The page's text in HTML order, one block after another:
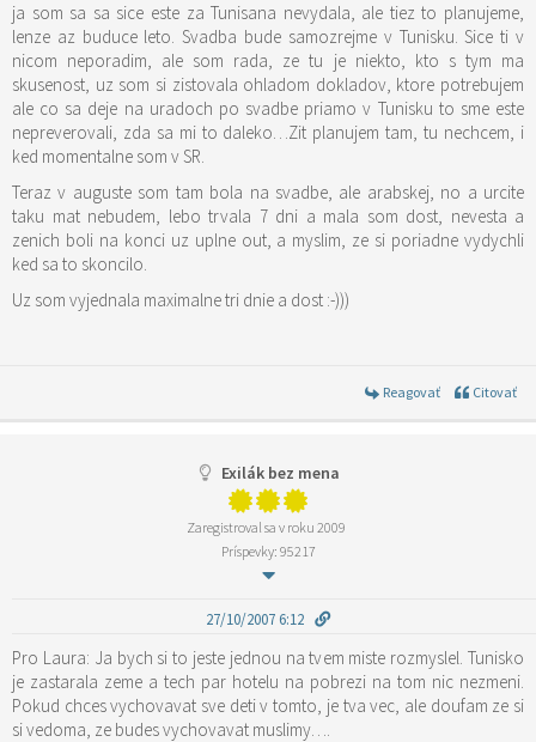
ja som sa sa sice este za Tunisana nevydala, ale tiez to planujeme,
lenze az buduce leto. Svadba bude samozrejme v Tunisku. Sice ti v
nicom neporadim, ale som rada, ze tu je niekto, kto s tym ma
skusenost, uz som si zistovala ohladom dokladov, ktore potrebujem
ale co sa deje na uradoch po svadbe priamo v Tunisku to sme este
nepreverovali, zda sa mi to daleko…Zit planujem tam, tu nechcem, i
ked momentalne som v SR.
Teraz v auguste som tam bola na svadbe, ale arabskej, no a urcite
taku mat nebudem, lebo trvala 7 dni a mala som dost, nevesta a
zenich boli na konci uz uplne out, a myslim, ze si poriadne vydychli
ked sa to skoncilo.
Uz som vyjednala maximalne tri dnie a dost :-)))
Reagovať Citovať
Exilák bez mena
Zaregistroval sa v roku 2009
Príspevky: 95217
27/10/2007 6:12
Pro Laura: Ja bych si to jeste jednou na tvem miste rozmyslel. Tunisko
je zastarala zeme a tech par hotelu na pobrezi na tom nic nezmeni.
Pokud chces vychovavat sve deti v tomto, je tva vec, ale doufam ze si
si vedoma, ze budes vychovavat muslimy….